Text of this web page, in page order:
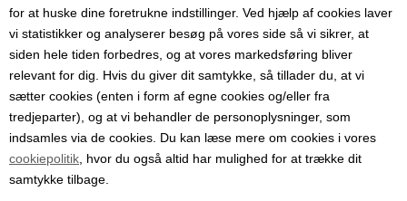
for at huske dine foretrukne indstillinger. Ved hjælp af cookies laver
vi statistikker og analyserer besøg på vores side så vi sikrer, at
siden hele tiden forbedres, og at vores markedsføring bliver
relevant for dig. Hvis du giver dit samtykke, så tillader du, at vi
sætter cookies (enten i form af egne cookies og/eller fra
tredjeparter), og at vi behandler de personoplysninger, som
indsamles via de cookies. Du kan læse mere om cookies i vores
cookiepolitik , hvor du også altid har mulighed for at trække dit
samtykke tilbage.
Side 1/1
Hvetegress inneholder mange næringsstoffer
Mange mennesker liker å innta hvetegress jus hver eneste dag. Det